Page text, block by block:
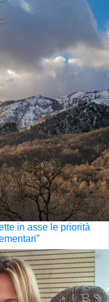
in asse le priorità